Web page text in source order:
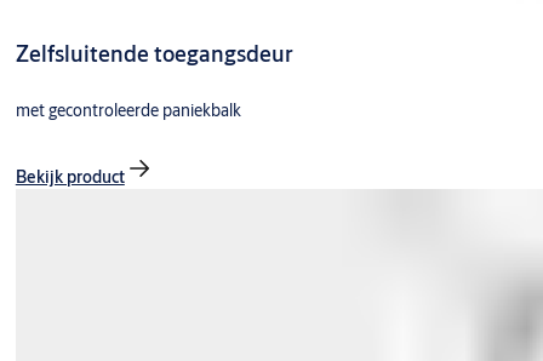
Zelfsluitende toegangsdeur
met gecontroleerde paniekbalk
Bekijk product